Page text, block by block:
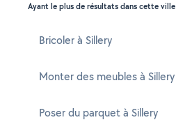
Ayant le plus de résultats dans cette ville
Bricoler à Sillery
Monter des meubles à Sillery
Poser du parquet à Sillery